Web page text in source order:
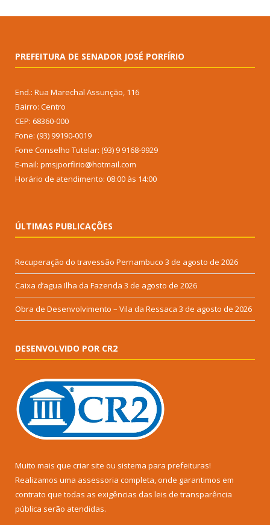
PREFEITURA DE SENADOR JOSÉ PORFÍRIO
End.: Rua Marechal Assunção, 116
Bairro: Centro
CEP: 68360-000
Fone: (93) 99190-0019
Fone Conselho Tutelar: (93) 9 9168-9929
E-mail: pmsjporfirio@hotmail.com
Horário de atendimento: 08:00 às 14:00
ÚLTIMAS PUBLICAÇÕES
Recuperação do travessão Pernambuco 3 de agosto de 2026
Caixa d’agua Ilha da Fazenda 3 de agosto de 2026
Obra de Desenvolvimento – Vila da Ressaca 3 de agosto de 2026
DESENVOLVIDO POR CR2
Muito mais que criar site ou sistema para prefeituras!
Realizamos uma assessoria completa, onde garantimos em
contrato que todas as exigências das leis de transparência
pública serão atendidas.